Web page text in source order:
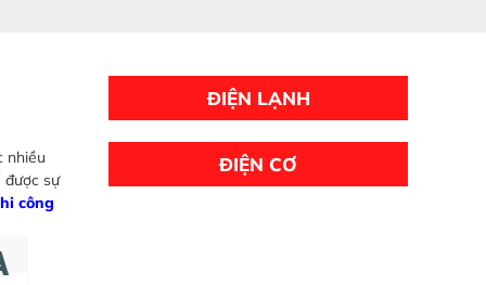
nhiều
được sự
công
ĐIỆN LẠNH
ĐIỆN CƠ